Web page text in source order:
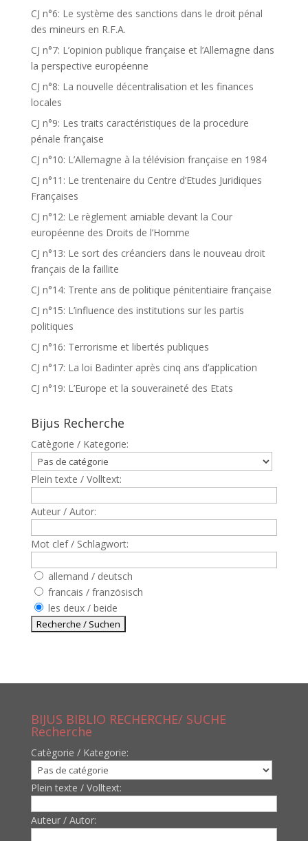
CJ n°6: Le système des sanctions dans le droit pénal
des mineurs en R.F.A.
CJ n°7: L’opinion publique française et l’Allemagne dans
la perspective européenne
CJ n°8: La nouvelle décentralisation et les finances
locales
CJ n°9: Les traits caractéristiques de la procedure
pénale française
CJ n°10: L’Allemagne à la télévision française en 1984
CJ n°11: Le trentenaire du Centre d’Etudes Juridiques
Françaises
CJ n°12: Le règlement amiable devant la Cour
européenne des Droits de l’Homme
CJ n°13: Le sort des créanciers dans le nouveau droit
français de la faillite
CJ n°14: Trente ans de politique pénitentiaire française
CJ n°15: L’influence des institutions sur les partis
politiques
CJ n°16: Terrorisme et libertés publiques
CJ n°17: La loi Badinter après cinq ans d’application
CJ n°19: L’Europe et la souveraineté des Etats
Bijus Recherche
Catègorie / Kategorie:
Plein texte / Volltext:
Auteur / Autor:
Mot clef / Schlagwort:
allemand / deutsch
francais / französisch
les deux / beide
BIJUS BIBLIO RECHERCHE/ SUCHE
Recherche
Catègorie / Kategorie:
Plein texte / Volltext:
Auteur / Autor: